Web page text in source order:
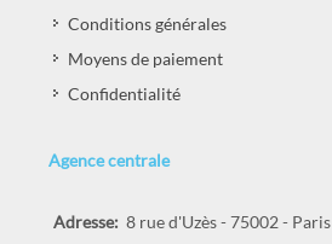
Conditions générales
Moyens de paiement
Confidentialité
Agence centrale
Adresse: 8 rue d'Uzès - 75002 - Paris